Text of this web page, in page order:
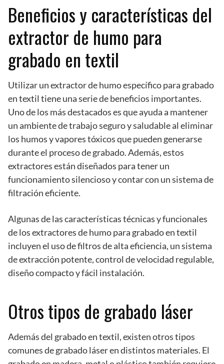
Beneficios y características del
extractor de humo para
grabado en textil
Utilizar un extractor de humo específico para grabado
en textil tiene una serie de beneficios importantes.
Uno de los más destacados es que ayuda a mantener
un ambiente de trabajo seguro y saludable al eliminar
los humos y vapores tóxicos que pueden generarse
durante el proceso de grabado. Además, estos
extractores están diseñados para tener un
funcionamiento silencioso y contar con un sistema de
filtración eficiente.
Algunas de las características técnicas y funcionales
de los extractores de humo para grabado en textil
incluyen el uso de filtros de alta eficiencia, un sistema
de extracción potente, control de velocidad regulable,
diseño compacto y fácil instalación.
Otros tipos de grabado láser
Además del grabado en textil, existen otros tipos
comunes de grabado láser en distintos materiales. El